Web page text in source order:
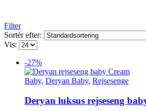
Filter
Sortér efter:
Vis:
-27%
Baby, Deryan Baby, Rejsesenge
Deryan luksus rejseseng